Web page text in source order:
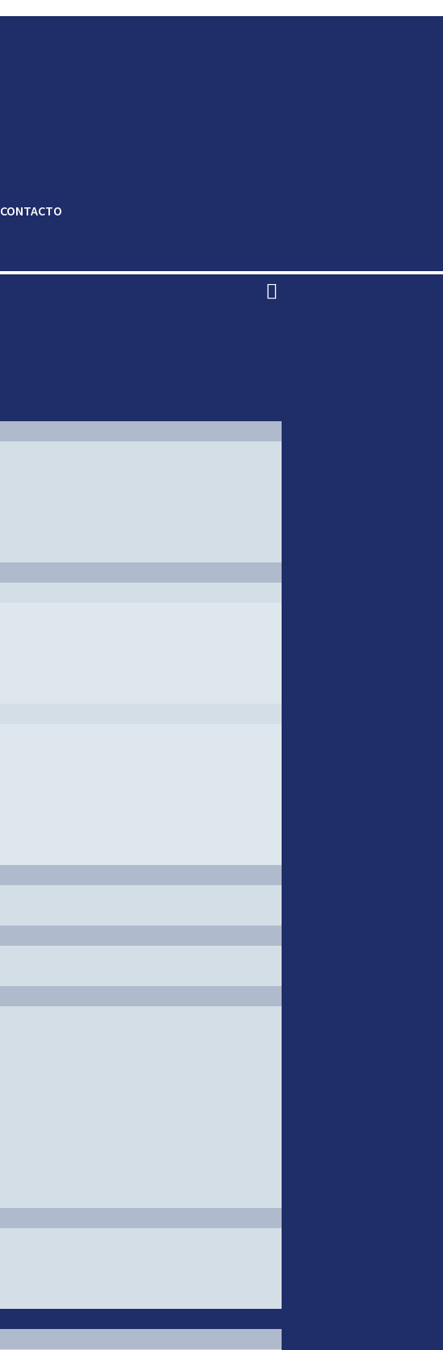
CONTACTO